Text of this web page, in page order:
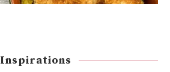
Inspirations